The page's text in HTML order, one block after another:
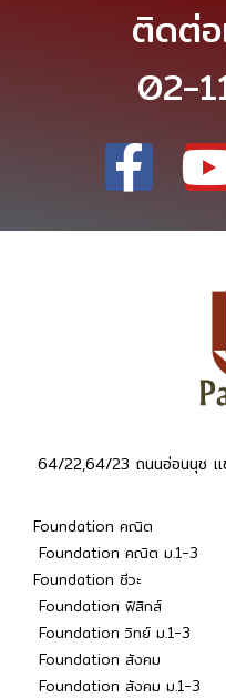
ติดต่อ
02-
64/22,64/23 ถนนอ่อนนุช แ
Foundation คณิต
Foundation คณิต ม.1-3
Foundation ชีวะ
Foundation ฟิสิกส์
Foundation วิทย์ ม.1-3
Foundation สังคม
Foundation สังคม ม.1-3